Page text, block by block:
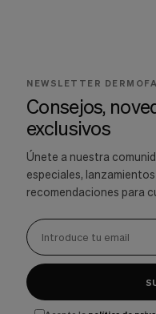
NEWSLETTER
Consejos,
exclusivos
Únete a nuestra
especiales,
recomendaciones para